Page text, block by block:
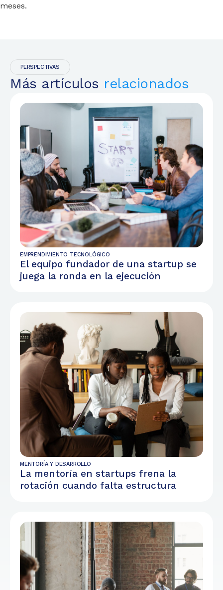
meses.
PERSPECTIVAS
Más artículos relacionados
EMPRENDIMIENTO TECNOLÓGICO
El equipo fundador de una startup se
juega la ronda en la ejecución
MENTORÍA Y DESARROLLO
La mentoría en startups frena la
rotación cuando falta estructura